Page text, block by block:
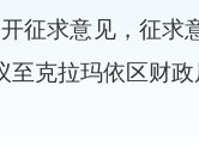
征求意见， 征求
至克拉玛依 区财政